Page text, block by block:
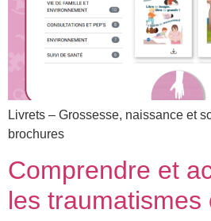
Livrets – Grossesse, naissance et
brochures
Comprendre et
les traumatismes